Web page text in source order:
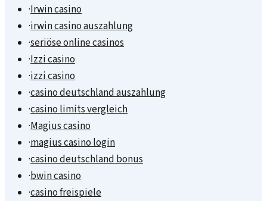
·Irwin casino
·irwin casino auszahlung
·seriöse online casinos
·Izzi casino
·izzi casino
·casino deutschland auszahlung
·casino limits vergleich
·Magius casino
·magius casino login
·casino deutschland bonus
·bwin casino
·casino freispiele